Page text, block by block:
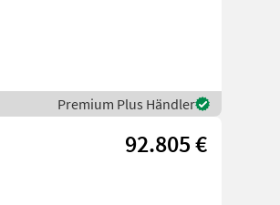
Premium Plus Händler
92.805 €